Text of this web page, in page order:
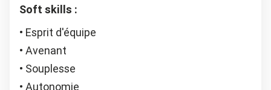
Soft skills :
Esprit d'équipe
Avenant
Souplesse
Autonomie